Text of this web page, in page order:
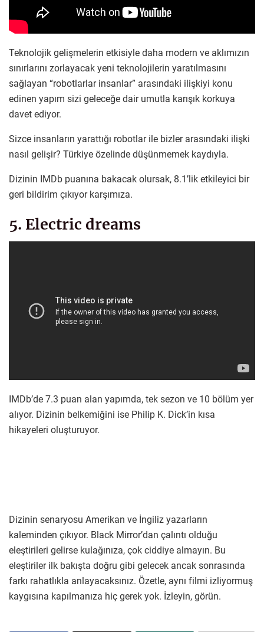
Teknolojik gelişmelerin etkisiyle daha modern ve aklımızın
sınırlarını zorlayacak yeni teknolojilerin yaratılmasını
sağlayan “robotlarlar insanlar” arasındaki ilişkiyi konu
edinen yapım sizi geleceğe dair umutla karışık korkuya
davet ediyor.
Sizce insanların yarattığı robotlar ile bizler arasındaki ilişki
nasıl gelişir? Türkiye özelinde düşünmemek kaydıyla.
Dizinin IMDb puanına bakacak olursak, 8.1’lik etkileyici bir
geri bildirim çıkıyor karşımıza.
5. Electric dreams
IMDb’de 7.3 puan alan yapımda, tek sezon ve 10 bölüm yer
alıyor. Dizinin belkemiğini ise Philip K. Dick’in kısa
hikayeleri oluşturuyor.
Dizinin senaryosu Amerikan ve İngiliz yazarların
kaleminden çıkıyor. Black Mirror’dan çalıntı olduğu
eleştirileri gelirse kulağınıza, çok ciddiye almayın. Bu
eleştiriler ilk bakışta doğru gibi gelecek ancak sonrasında
farkı rahatlıkla anlayacaksınız. Özetle, aynı filmi izliyormuş
kaygısına kapılmanıza hiç gerek yok. İzleyin, görün.